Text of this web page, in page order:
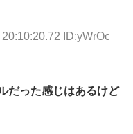
ID:yWrOc
だった感じはあるけど